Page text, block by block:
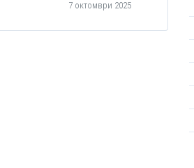
7 октомври 2025